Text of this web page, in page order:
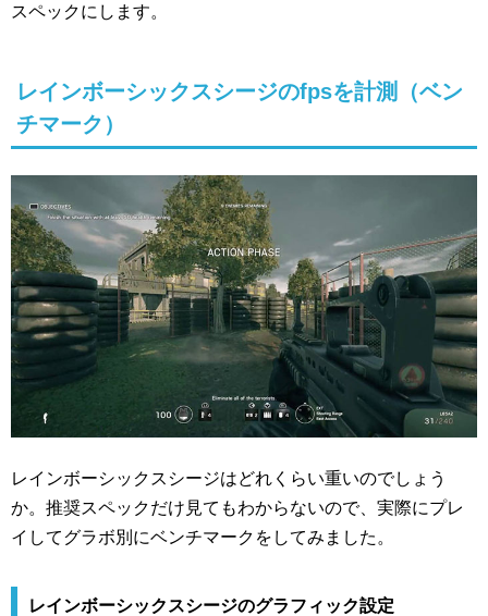
スペックにします。
レインボーシックスシージのfpsを計測（ベン
チマーク）
レインボーシックスシージはどれくらい重いのでしょう
か。推奨スペックだけ見てもわからないので、実際にプレ
イしてグラボ別にベンチマークをしてみました。
レインボーシックスシージのグラフィック設定